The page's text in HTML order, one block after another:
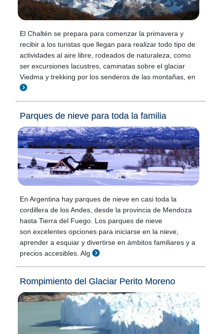
El Chaltén se prepara para comenzar la primavera y
recibir a los turistas que llegan para realizar todo tipo de
actividades al aire libre, rodeados de naturaleza, como
ser excursiones lacustres, caminatas sobre el glaciar
Viedma y trekking por los senderos de las montañas, en
Parques de nieve para toda la familia
En Argentina hay parques de nieve en casi toda la
cordillera de los Andes, desde la provincia de Mendoza
hasta Tierra del Fuego. Los parques de nieve
son excelentes opciones para iniciarse en la nieve,
aprender a esquiar y divertirse en ámbitos familiares y a
precios accesibles. Alg
Rompimiento del Glaciar Perito Moreno